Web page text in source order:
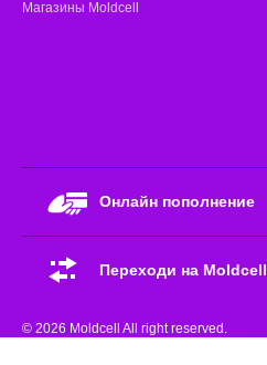
Магазины Moldcell
Онлайн пополнение
Переходи на Moldcell
© 2026 Moldcell All right reserved.